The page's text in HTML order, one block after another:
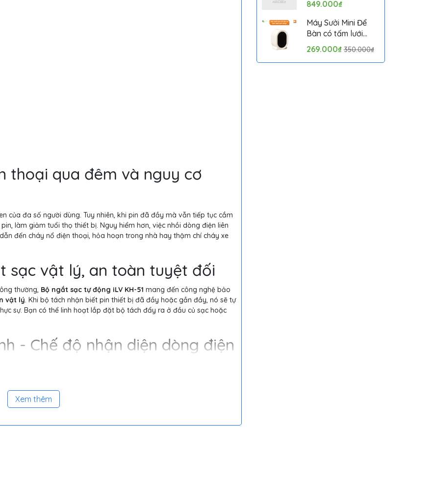
thoại qua đêm và nguy cơ
của đa số người dùng. Tuy nhiên, khi pin đã đầy mà vẫn tiếp tục cắm
làm giảm tuổi thọ thiết bị. Nguy hiểm hơn, việc nhồi dòng điện liên
đến cháy nổ điện thoại, hỏa hoạn trong nhà hay thậm chí cháy xe
sạc vật lý, an toàn tuyệt đối
thường, Bộ ngắt sạc tự động iLV KH-51 mang đến công nghệ bảo
vật lý. Khi bộ tách nhận biết pin thiết bị đã đầy hoặc gần đầy, nó sẽ tự
sự. Bạn có thể linh hoạt lắp đặt bộ tách đẩy ra ở đầu củ sạc hoặc
- Chế độ nhận diện dòng điện
báo:
cho pin dự phòng, quạt mini, máy cạo râu, máy làm đẹp, đồ chơi trẻ
Xem thêm
849.000₫
Máy Sưởi Mini Để
Bàn có tấm lưới
cách nhiệt an toàn,
Quạt Sưởi Ấm Mini
Hồng Ngoại Tiện Lợi
269.000₫ 350.000₫